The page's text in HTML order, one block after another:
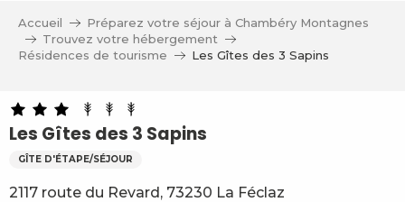
contenu
Accueil
Préparez votre séjour à Chambéry Montagnes
Trouvez votre hébergement
Résidences de tourisme
Les Gîtes des 3 Sapins
Les Gîtes des 3 Sapins
GÎTE D'ÉTAPE/SÉJOUR
2117 route du Revard, 73230 La Féclaz